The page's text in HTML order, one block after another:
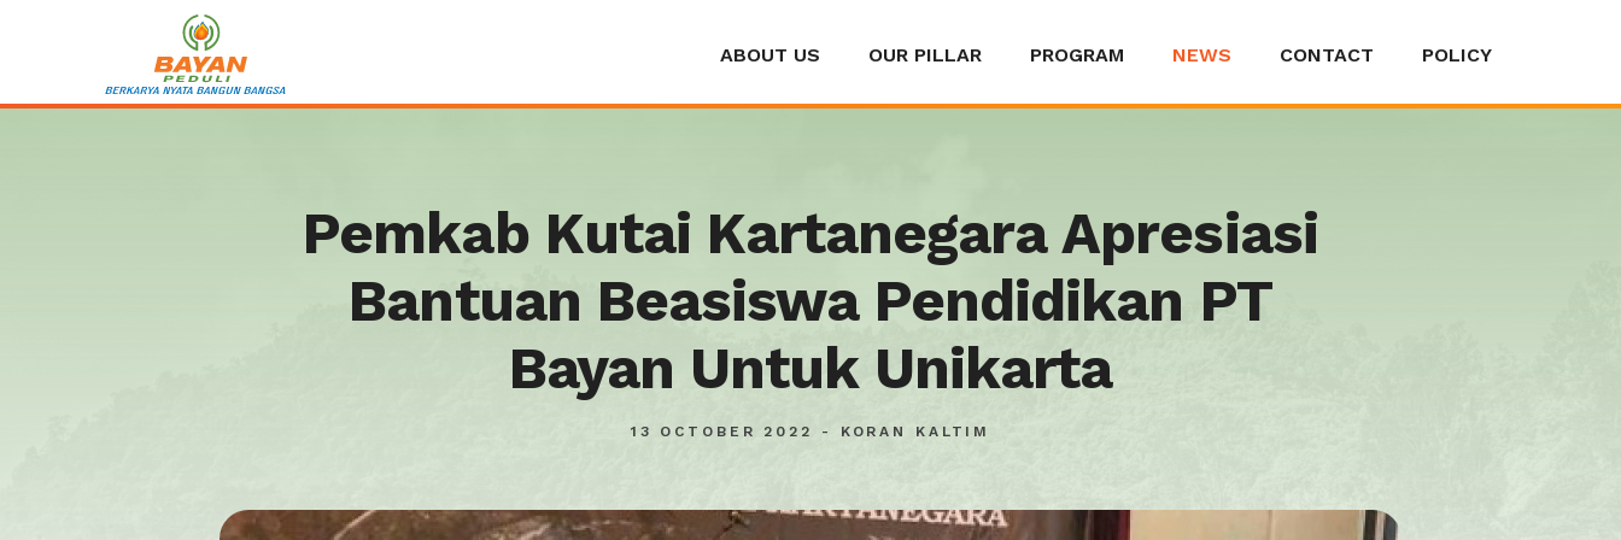
ABOUT US OUR PILLAR PROGRAM NEWS CONTACT POLICY
Pemkab Kutai Kartanegara Apresiasi
Bantuan Beasiswa Pendidikan PT
Bayan Untuk Unikarta
13 OCTOBER 2022 - KORAN KALTIM